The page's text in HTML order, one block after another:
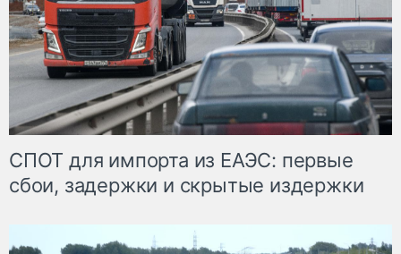
СПОТ для импорта из ЕАЭС: первые
сбои, задержки и скрытые издержки